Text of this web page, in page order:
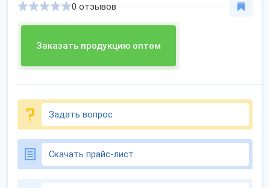
Заказать продукцию оптом
0 отзывов
Задать вопрос
Скачать прайс-лист